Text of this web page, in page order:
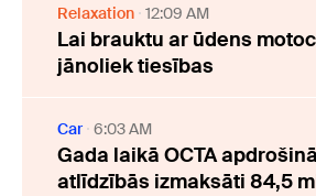
Relaxation 12:09 AM
Lai brauktu ar ūdens
jānoliek tiesības
Car 6:03 AM
Gada laikā OCTA
atlīdzībās izmaksāti 84,5